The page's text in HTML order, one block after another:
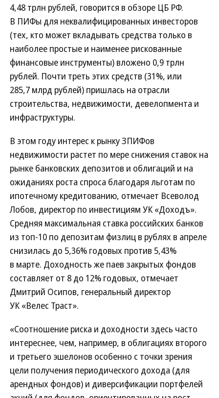
4,48 трлн рублей, говорится в обзоре ЦБ РФ.
В ПИФы для неквалифицированных инвесторов
(тех, кто может вкладывать средства только в
наиболее простые и наименее рискованные
финансовые инструменты) вложено 0,9 трлн
рублей. Почти треть этих средств (31%, или
285,7 млрд рублей) пришлась на отрасли
строительства, недвижимости, девелопмента и
инфраструктуры.
В этом году интерес к рынку ЗПИФов
недвижимости растет по мере снижения ставок на
рынке банковских депозитов и облигаций и на
ожиданиях роста спроса благодаря льготам по
ипотечному кредитованию, отмечает Всеволод
Лобов, директор по инвестициям УК «Доходъ».
Средняя максимальная ставка российских банков
из топ-10 по депозитам физлиц в рублях в апреле
снизилась до 5,36% годовых против 5,43%
в марте. Доходность же паев закрытых фондов
составляет от 8 до 12% годовых, отмечает
Дмитрий Осипов, генеральный директор
УК «Велес Траст».
«Соотношение риска и доходности здесь часто
интереснее, чем, например, в облигациях второго
и третьего эшелонов особенно с точки зрения
цели получения периодического дохода (для
арендных фондов) и диверсификации портфелей